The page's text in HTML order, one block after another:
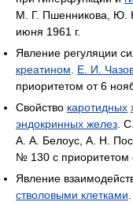
М. Г. Пшенникова, Ю.
июня 1961 г.
Явление регуляции
креатином
Е. И.
приоритетом от 6
Свойство каротидных
эндокринных желез .
А. А. Белоус, А. Н.
№ 130 с приоритетом
Явление
стволовыми клетками